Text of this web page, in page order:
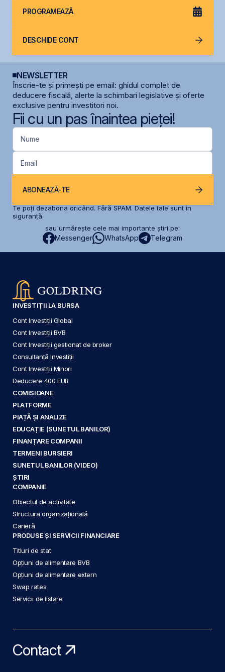
PROGRAMEAZĂ
DESCHIDE CONT
NEWSLETTER
Înscrie-te și primești pe email: ghidul complet de
deducere fiscală, alerte la schimbari legislative și oferte
exclusive pentru investitori noi.
Fii cu un pas înaintea pieței!
Nume
Email
ABONEAZĂ-TE
Te poți dezabona oricând. Fără SPAM. Datele tale sunt în
siguranță.
sau urmărește cele mai importante știri pe:
Messenger WhatsApp Telegram
INVESTIȚII LA BURSA
Cont Investiții Global
Cont Investiții BVB
Cont Investiții gestionat de broker
Consultanță Investiții
Cont Investiții Minori
Deducere 400 EUR
COMISIOANE
PLATFORME
PIAȚĂ ȘI ANALIZE
EDUCAȚIE (SUNETUL BANILOR)
FINANȚARE COMPANII
TERMENI BURSIERI
SUNETUL BANILOR (VIDEO)
ȘTIRI
COMPANIE
Obiectul de activitate
Structura organizațională
Carieră
PRODUSE ȘI SERVICII FINANCIARE
Titluri de stat
Opțiuni de alimentare BVB
Opțiuni de alimentare extern
Swap rates
Servicii de listare
Contact